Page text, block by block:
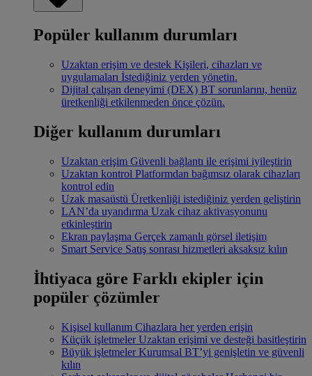
Popüler kullanım durumları
Uzaktan erişim ve destek Kişileri, cihazları ve
uygulamaları İstediğiniz yerden yönetin.
Dijital çalışan deneyimi (DEX) BT sorunlarını, henüz
üretkenliği etkilenmeden önce çözün.
Diğer kullanım durumları
Uzaktan erişim Güvenli bağlantı ile erişimi iyileştirin
Uzaktan kontrol Platformdan bağımsız olarak cihazları
kontrol edin
Uzak masaüstü Üretkenliği istediğiniz yerden geliştirin
LAN’da uyandırma Uzak cihaz aktivasyonunu
etkinleştirin
Ekran paylaşma Gerçek zamanlı görsel iletişim
Smart Service Satış sonrası hizmetleri aksaksız kılın
İhtiyaca göre Farklı ekipler için
popüler çözümler
Kişisel kullanım Cihazlara her yerden erişin
Küçük işletmeler Uzaktan erişimi ve desteği basitleştirin
Büyük işletmeler Kurumsal BT’yi genişletin ve güvenli
kılın